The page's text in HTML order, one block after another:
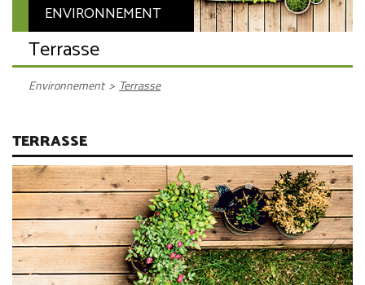
ENVIRONNEMENT
Terrasse
Environnement > Terrasse
TERRASSE